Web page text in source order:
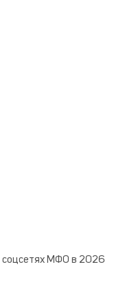
соцсетях МФО в 2026